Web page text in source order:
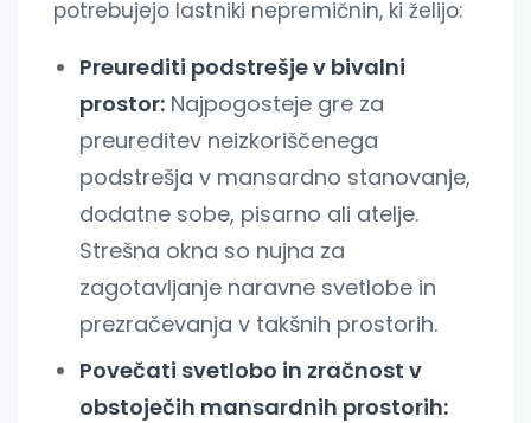
potrebujejo lastniki nepremičnin, ki želijo:
Preurediti podstrešje v bivalni
prostor: Najpogosteje gre za
preureditev neizkoriščenega
podstrešja v mansardno stanovanje,
dodatne sobe, pisarno ali atelje.
Strešna okna so nujna za
zagotavljanje naravne svetlobe in
prezračevanja v takšnih prostorih.
Povečati svetlobo in zračnost v
obstoječih mansardnih prostorih: